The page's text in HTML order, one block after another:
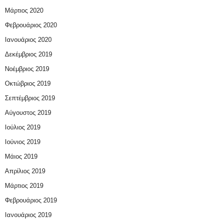
Μάρτιος 2020
Φεβρουάριος 2020
Ιανουάριος 2020
Δεκέμβριος 2019
Νοέμβριος 2019
Οκτώβριος 2019
Σεπτέμβριος 2019
Αύγουστος 2019
Ιούλιος 2019
Ιούνιος 2019
Μάιος 2019
Απρίλιος 2019
Μάρτιος 2019
Φεβρουάριος 2019
Ιανουάριος 2019